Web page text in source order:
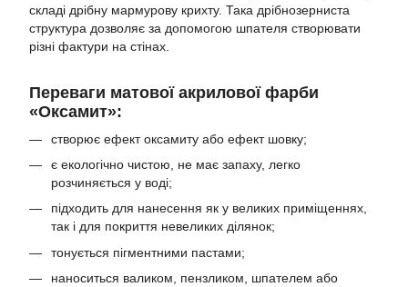
складі дрібну мармурову крихту. Така дрібнозерниста
структура дозволяє за допомогою шпателя створювати
різні фактури на стінах.
Переваги матової акрилової фарби
«Оксамит»:
створює ефект оксамиту або ефект шовку;
є екологічно чистою, не має запаху, легко
розчиняється у воді;
підходить для нанесення як у великих приміщеннях,
так і для покриття невеликих ділянок;
тонується пігментними пастами;
наноситься валиком, пензликом, шпателем або